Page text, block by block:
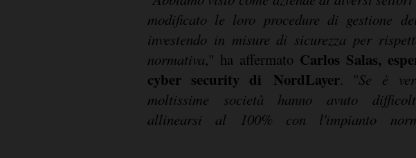
modificato le loro procedure di gestione
investendo in misure di sicurezza per
normativa," ha affermato Carlos Salas,
cyber security di NordLayer. "Se è
moltissime società hanno avuto
allinearsi al 100% con l'impianto